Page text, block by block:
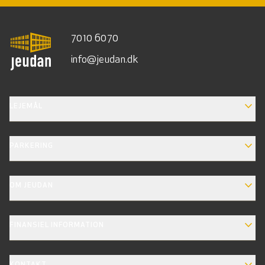
7010 6070
info@jeudan.dk
EXPAND_MORE
EXPAND_MORE
EXPAND_MORE
EXPAND_MORE